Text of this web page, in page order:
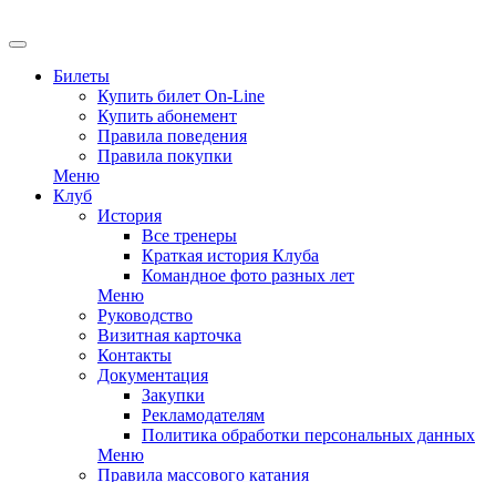
Билеты
Купить билет On-Line
Купить абонемент
Правила поведения
Правила покупки
Меню
Клуб
История
Все тренеры
Краткая история Клуба
Командное фото разных лет
Меню
Руководство
Визитная карточка
Контакты
Документация
Закупки
Рекламодателям
Политика обработки персональных данных
Меню
Правила массового катания